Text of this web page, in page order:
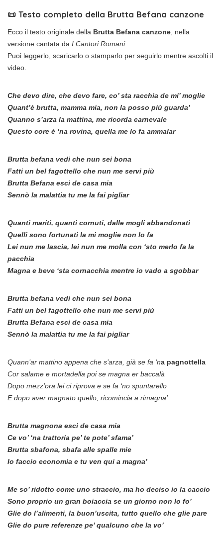
📜 Testo completo della Brutta Befana canzone
Ecco il testo originale della Brutta Befana canzone , nella
versione cantata da I Cantori Romani.
Puoi leggerlo, scaricarlo o stamparlo per seguirlo mentre ascolti il
video.
Che devo dire, che devo fare, co’ sta racchia de mi’ moglie
Quant’è brutta, mamma mia, non la posso più guarda’
Quanno s’arza la mattina, me ricorda carnevale
Questo core è ‘na rovina, quella me lo fa ammalar
Brutta befana vedi che nun sei bona
Fatti un bel fagottello che nun me servi più
Brutta Befana esci de casa mia
Sennò la malattia tu me la fai pigliar
Quanti mariti, quanti cornuti, dalle mogli abbandonati
Quelli sono fortunati la mi moglie non lo fa
Lei nun me lascia, lei nun me molla con ‘sto merlo fa la
pacchia
Magna e beve ‘sta cornacchia mentre io vado a sgobbar
Brutta befana vedi che nun sei bona
Fatti un bel fagottello che nun me servi più
Brutta Befana esci de casa mia
Sennò la malattia tu me la fai pigliar
Quann’ar mattino appena che s’arza, già se fa ‘na pagnottella
Cor salame e mortadella poi se magna er baccalà
Dopo mezz’ora lei ci riprova e se fa ‘no spuntarello
E dopo aver magnato quello, ricomincia a rimagna’
Brutta magnona esci de casa mia
Ce vo’ ‘na trattoria pe’ te pote’ sfama’
Brutta sbafona, sbafa alle spalle mie
Io faccio economia e tu ven qui a magna’
Me so’ ridotto come uno straccio, ma ho deciso io la caccio
Sono proprio un gran boiaccia se un giorno non lo fo’
Glie do l’alimenti, la buon’uscita, tutto quello che glie pare
Glie do pure referenze pe’ qualcuno che la vo’